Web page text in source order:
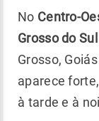
No Centro-
Grosso do Sul
Grosso,
aparece
à tarde e à